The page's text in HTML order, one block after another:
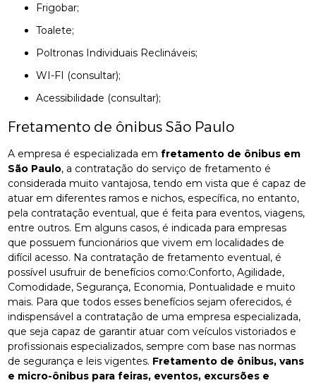
Frigobar;
Toalete;
Poltronas Individuais Reclináveis;
WI-FI (consultar);
Acessibilidade (consultar);
Fretamento de ônibus São Paulo
A empresa é especializada emfretamento de ônibus em
São Paulo, a contratação do serviço de fretamento é
considerada muito vantajosa, tendo em vista que é capaz de
atuar em diferentes ramos e nichos, específica, no entanto,
pela contratação eventual, que é feita para eventos, viagens,
entre outros. Em alguns casos, é indicada para empresas
que possuem funcionários que vivem em localidades de
difícil acesso. Na contratação de fretamento eventual, é
possível usufruir de benefícios como:Conforto, Agilidade,
Comodidade, Segurança, Economia, Pontualidade e muito
mais. Para que todos esses benefícios sejam oferecidos, é
indispensável a contratação de uma empresa especializada,
que seja capaz de garantir atuar com veículos vistoriados e
profissionais especializados, sempre com base nas normas
de segurança e leis vigentes. Fretamento de ônibus, vans
e micro-ônibus para feiras, eventos, excursões e